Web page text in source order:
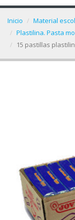
Inicio
Material
Plastilina. Pasta
15 pastillas